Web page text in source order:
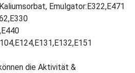
Emulgator:E322,E471
die Aktivität &